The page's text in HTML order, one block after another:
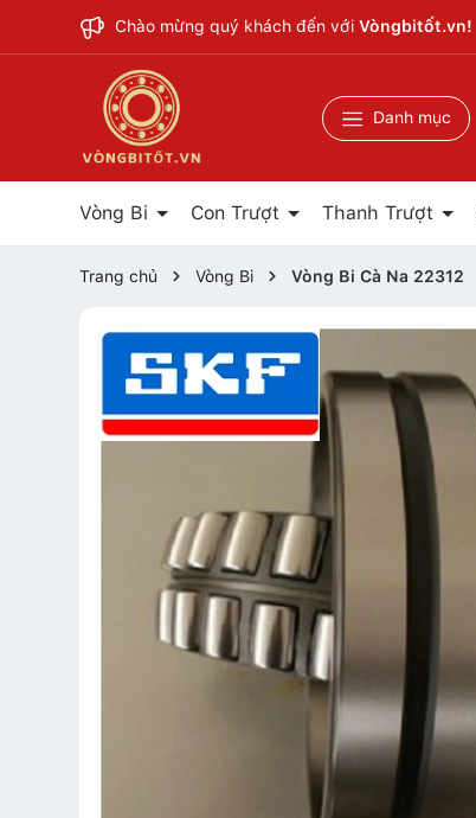
Chào mừng quý khách đến với Vòngbitốt.vn!
Danh mục
Vòng Bi Con Trượt Thanh Trượt
Trang chủ Vòng Bi Vòng Bi Cà Na 22312